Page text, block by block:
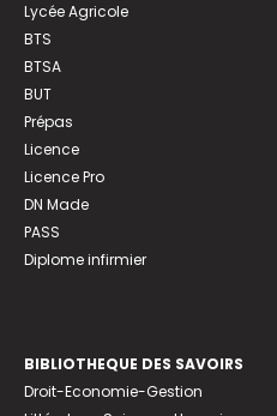
Lycée Agricole
BTS
BTSA
BUT
Prépas
Licence
Licence Pro
DN Made
PASS
Diplome infirmier
BIBLIOTHEQUE DES SAVOIRS
Droit-Economie-Gestion